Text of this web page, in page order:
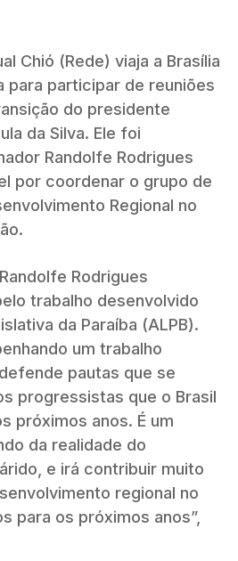
Chió (Rede) viaja a Brasília
para participar de reuniões
do presidente
da Silva. Ele foi
Randolfe Rodrigues
por coordenar o grupo de
Regional no
Rodrigues
trabalho desenvolvido
da Paraíba (ALPB).
um trabalho
pautas que se
progressistas que o Brasil
próximos anos. É um
da realidade do
e irá contribuir muito
regional no
para os próximos anos”,